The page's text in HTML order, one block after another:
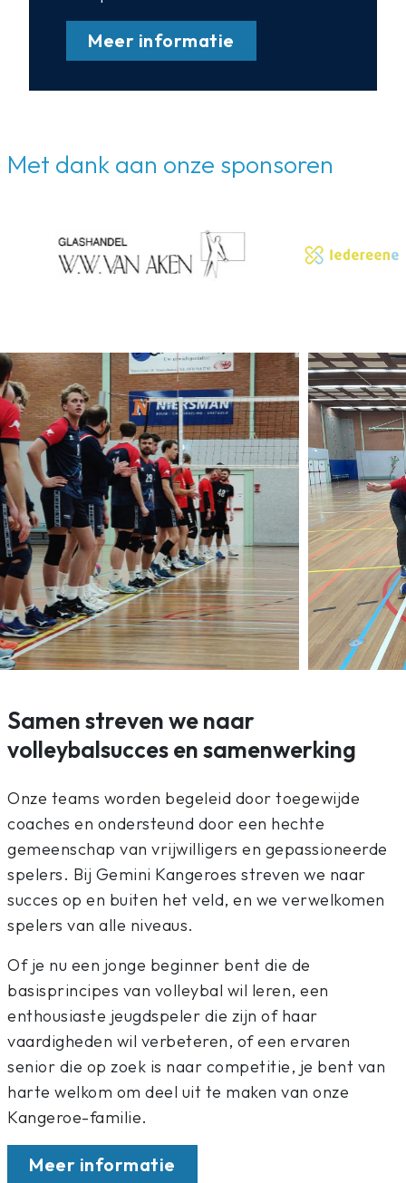
Meer informatie
Met dank aan onze sponsoren
Samen streven we naar
volleybalsucces en samenwerking
Onze teams worden begeleid door toegewijde
coaches en ondersteund door een hechte
gemeenschap van vrijwilligers en gepassioneerde
spelers. Bij Gemini Kangeroes streven we naar
succes op en buiten het veld, en we verwelkomen
spelers van alle niveaus.
Of je nu een jonge beginner bent die de
basisprincipes van volleybal wil leren, een
enthousiaste jeugdspeler die zijn of haar
vaardigheden wil verbeteren, of een ervaren
senior die op zoek is naar competitie, je bent van
harte welkom om deel uit te maken van onze
Kangeroe-familie.
Meer informatie